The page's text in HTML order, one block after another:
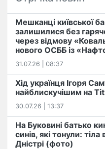
Мешканці київської
залишилися без
через відмову
нового ОСББ із
31.07.26 | 08:37
Хід українця Ігоря
найблискучішим на
30.07.26 | 13:37
На Буковині батько
синів, які тонули:
Дністрі (фото)